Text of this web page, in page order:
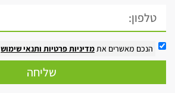
הנכם מאשרים אתמדיניות פרטיות ותנאי שימוש
שליחה